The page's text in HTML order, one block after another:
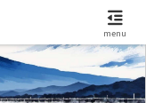
menu